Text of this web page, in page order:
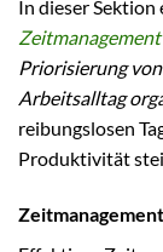
In dieser
Zeitmanagement
Priorisierung
Arbeitsalltag
reibungslosen
Produktivität